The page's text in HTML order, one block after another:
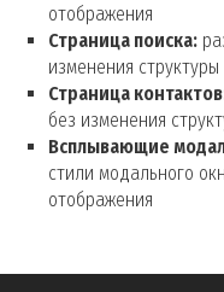
отображения
Страница поиска:
изменения
Страница
без изменения
Всплывающие
стили модального
отображения